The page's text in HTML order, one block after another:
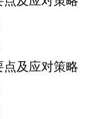
及应对策略